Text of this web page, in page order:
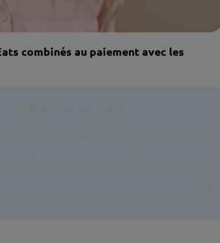
combinés au paiement avec les